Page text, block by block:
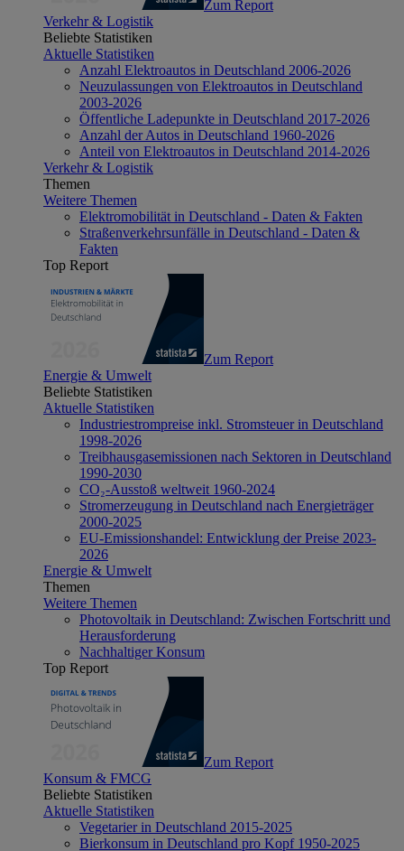
Zum Report
Verkehr & Logistik
Beliebte Statistiken
Aktuelle Statistiken
Anzahl Elektroautos in Deutschland 2006-2026
Neuzulassungen von Elektroautos in Deutschland
2003-2026
Öffentliche Ladepunkte in Deutschland 2017-2026
Anzahl der Autos in Deutschland 1960-2026
Anteil von Elektroautos in Deutschland 2014-2026
Verkehr & Logistik
Themen
Weitere Themen
Elektromobilität in Deutschland - Daten & Fakten
Straßenverkehrsunfälle in Deutschland - Daten &
Fakten
Top Report
Zum Report
Energie & Umwelt
Beliebte Statistiken
Aktuelle Statistiken
Industriestrompreise inkl. Stromsteuer in Deutschland
1998-2026
Treibhausgasemissionen nach Sektoren in Deutschland
1990-2030
CO₂-Ausstoß weltweit 1960-2024
Stromerzeugung in Deutschland nach Energieträger
2000-2025
EU-Emissionshandel: Entwicklung der Preise 2023-
2026
Energie & Umwelt
Themen
Weitere Themen
Photovoltaik in Deutschland: Zwischen Fortschritt und
Herausforderung
Nachhaltiger Konsum
Top Report
Zum Report
Konsum & FMCG
Beliebte Statistiken
Aktuelle Statistiken
Vegetarier in Deutschland 2015-2025
Bierkonsum in Deutschland pro Kopf 1950-2025